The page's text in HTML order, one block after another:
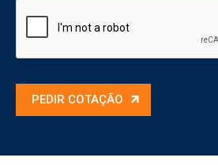
PEDIR COTAÇÃO